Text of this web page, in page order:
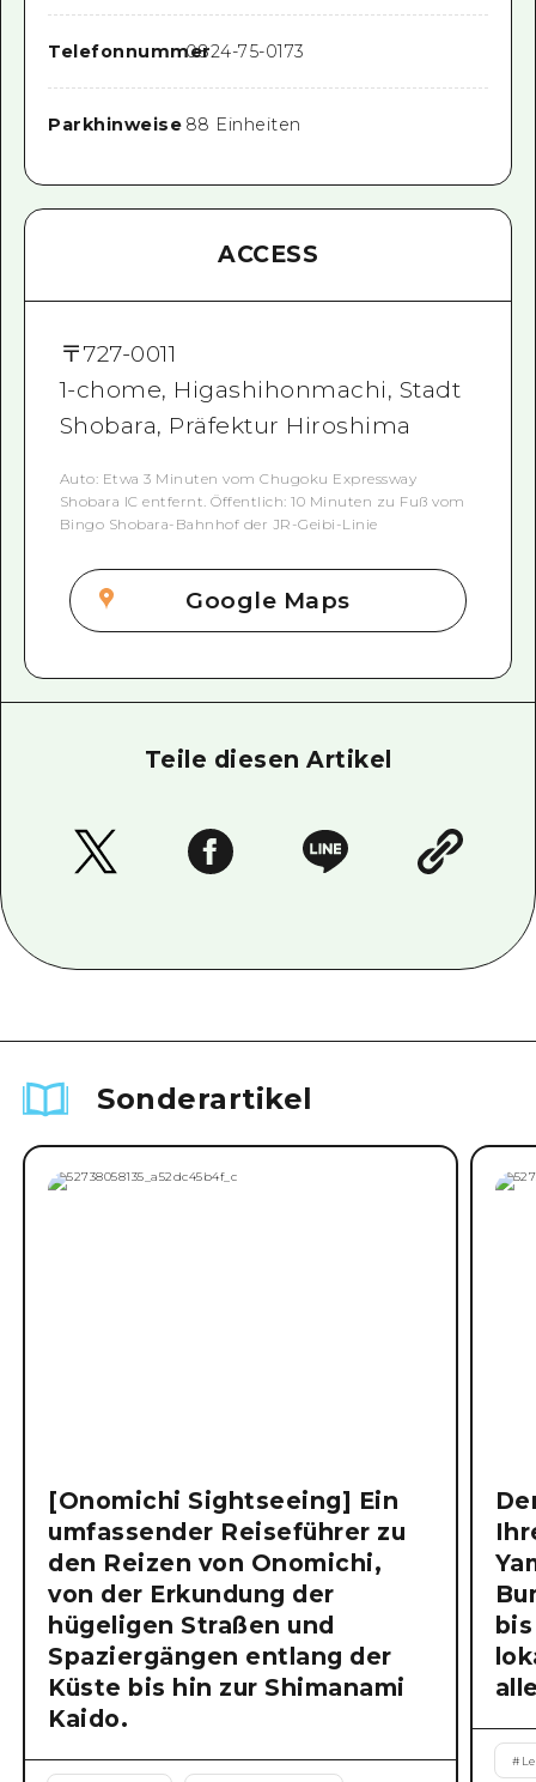
Telefonnummer0824-75-0173
Parkhinweise 88 Einheiten
ACCESS
〒727-0011
1-chome, Higashihonmachi, Stadt
Shobara, Präfektur Hiroshima
Auto: Etwa 3 Minuten vom Chugoku Expressway
Shobara IC entfernt. Öffentlich: 10 Minuten zu Fuß vom
Bingo Shobara-Bahnhof der JR-Geibi-Linie
Google Maps
Teile diesen Artikel
Sonderartikel
[Onomichi Sightseeing] Ein
umfassender Reiseführer zu
den Reizen von Onomichi,
von der Erkundung der
hügeligen Straßen und
Spaziergängen entlang der
Küste bis hin zur Shimanami
Kaido.
#